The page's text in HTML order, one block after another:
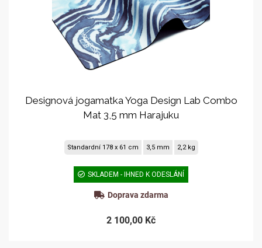
Designová jogamatka Yoga Design Lab Combo
Mat 3,5 mm Harajuku
Standardní 178 x 61 cm 3,5 mm 2,2 kg
SKLADEM - IHNED K ODESLÁNÍ
Doprava zdarma
2 100,00 Kč